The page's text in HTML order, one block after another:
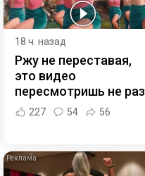
18 ч. назад
Ржу не переставая,
это видео
пересмотришь не раз
227 54 56